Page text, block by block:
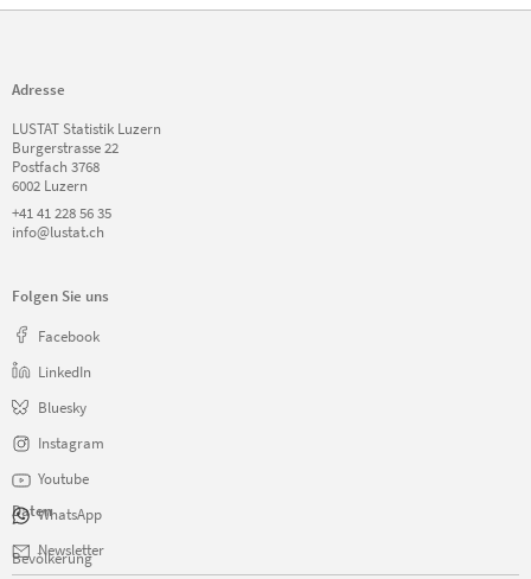
Adresse
LUSTAT Statistik Luzern
Burgerstrasse 22
Postfach 3768
6002 Luzern
+41 41 228 56 35
info@lustat.ch
Folgen Sie uns
Facebook
LinkedIn
Bluesky
Instagram
Youtube
WhatsApp
Newsletter
Daten
Navigation
überspringen
Bevölkerung